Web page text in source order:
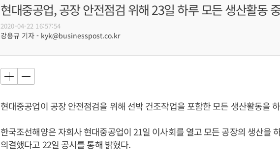
현대중공업, 공장 안전점검 위해 23일 하루 모든 생산활동
2020-04-22 16:57:54
강용규 기자 - kyk@businesspost.co.kr
현대중공업이 공장 안전점검을 위해 선박 건조작업을 포함한 모든 생산활동을
한국조선해양은 자회사 현대중공업이 21일 이사회를 열고 모든 공장의 생산을
의결했다고 22일 공시를 통해 밝혔다.